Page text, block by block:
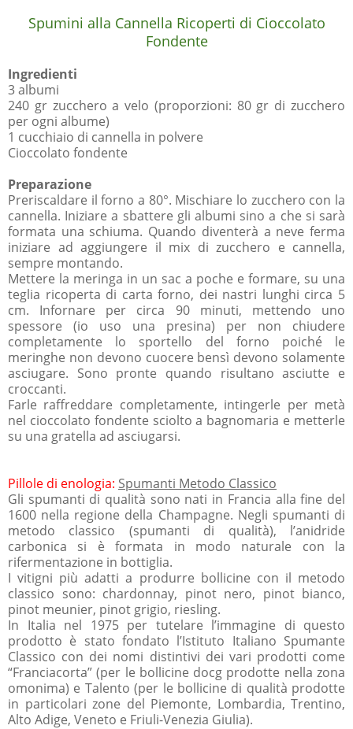
Spumini alla Cannella Ricoperti di Cioccolato
Fondente
Ingredienti
3 albumi
240 gr zucchero a velo (proporzioni: 80 gr di zucchero
per ogni albume)
1 cucchiaio di cannella in polvere
Cioccolato fondente
Preparazione
Preriscaldare il forno a 80°. Mischiare lo zucchero con la
cannella. Iniziare a sbattere gli albumi sino a che si sarà
formata una schiuma. Quando diventerà a neve ferma
iniziare ad aggiungere il mix di zucchero e cannella,
sempre montando.
Mettere la meringa in un sac a poche e formare, su una
teglia ricoperta di carta forno, dei nastri lunghi circa 5
cm. Infornare per circa 90 minuti, mettendo uno
spessore (io uso una presina) per non chiudere
completamente lo sportello del forno poiché le
meringhe non devono cuocere bensì devono solamente
asciugare. Sono pronte quando risultano asciutte e
croccanti.
Farle raffreddare completamente, intingerle per metà
nel cioccolato fondente sciolto a bagnomaria e metterle
su una gratella ad asciugarsi.
Pillole di enologia: Spumanti Metodo Classico
Gli spumanti di qualità sono nati in Francia alla fine del
1600 nella regione della Champagne. Negli spumanti di
metodo classico (spumanti di qualità), l’anidride
carbonica si è formata in modo naturale con la
rifermentazione in bottiglia.
I vitigni più adatti a produrre bollicine con il metodo
classico sono: chardonnay, pinot nero, pinot bianco,
pinot meunier, pinot grigio, riesling.
In Italia nel 1975 per tutelare l’immagine di questo
prodotto è stato fondato l’Istituto Italiano Spumante
Classico con dei nomi distintivi dei vari prodotti come
“Franciacorta” (per le bollicine docg prodotte nella zona
omonima) e Talento (per le bollicine di qualità prodotte
in particolari zone del Piemonte, Lombardia, Trentino,
Alto Adige, Veneto e Friuli-Venezia Giulia).